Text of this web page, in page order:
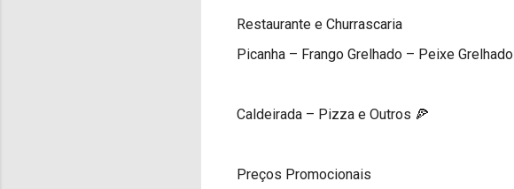
Restaurante e Churrascaria
Picanha – Frango Grelhado – Peixe Grelhado
Caldeirada – Pizza e Outros 🍕
Preços Promocionais